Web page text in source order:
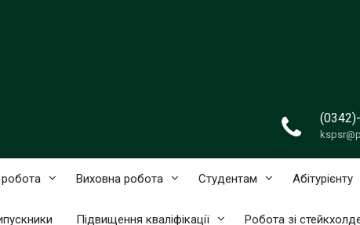
Виховна робота Студентам Абітурієнту
Підвищення кваліфікації Робота зі